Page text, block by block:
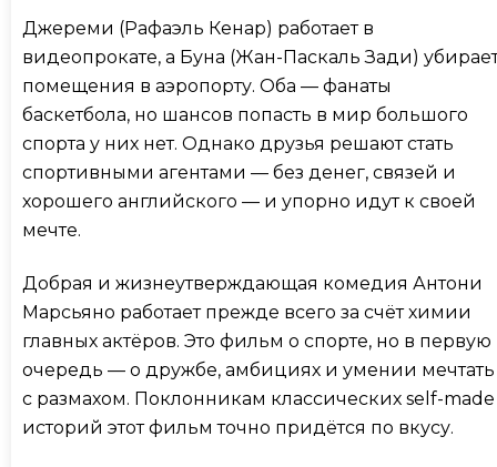
Джереми (Рафаэль Кенар) работает в
видеопрокате, а Бунa (Жан-Паскаль Зади)
помещения в аэропорту. Оба — фанаты
баскетбола, но шансов попасть в мир большого
спорта у них нет. Однако друзья решают стать
спортивными агентами — без денег, связей и
хорошего английского — и упорно идут к своей
мечте.
Добрая и жизнеутверждающая комедия Антони
Марсьяно работает прежде всего за счёт химии
главных актёров. Это фильм о спорте, но в первую
очередь — о дружбе, амбициях и умении мечтать
с размахом. Поклонникам классических self-made
историй этот фильм точно придётся по вкусу.